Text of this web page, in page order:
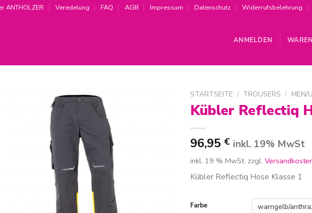
ANTHOLZER Veredelung FAQ AGB Impressum Datenschutz Widerrufsbelehrung
ANMELDEN
STARTSEITE / TROUSERS / MEN/
Kübler Reflectiq
96,95 € inkl. 19% MwSt
inkl. 19 % MwSt. zzgl.
Kübler Reflectiq Hose Klasse 1
Farbe